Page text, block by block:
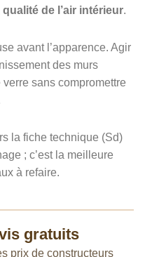
qualité de l’air intérieur.
avant l’apparence. Agir
des murs
sans compromettre
la fiche technique (Sd)
; c’est la meilleure
à refaire.
gratuits
prix de constructeurs